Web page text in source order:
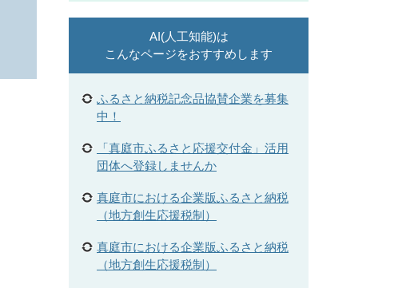
AI(人工知能)は
こんなページをおすすめします
ふるさと納税記念品協賛企業を募集
中！
「真庭市ふるさと応援交付金」活用
団体へ登録しませんか
真庭市における企業版ふるさと納税
（地方創生応援税制）
真庭市における企業版ふるさと納税
（地方創生応援税制）